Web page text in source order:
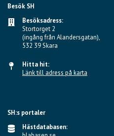
Besök SH
Besöksadress:
Stortorget 2
(ingång från Alandersgatan),
532 39 Skara
Hitta hit:
Länk till adress på karta
SH:s portaler
Hästdatabasen: